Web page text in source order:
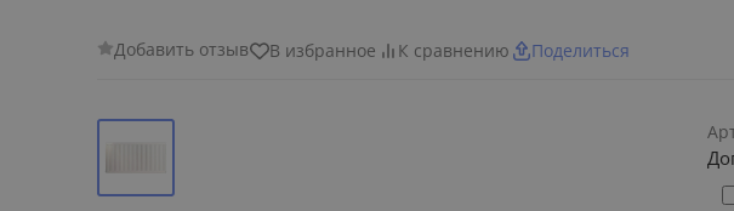
Добавить отзыв В избранное К сравнению Поделиться